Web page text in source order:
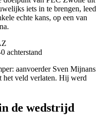
iets in te brengen, leed
echte kans, op een van
achterstand
aanvoerder Sven Mijnans
het veld verlaten. Hij werd
de wedstrijd